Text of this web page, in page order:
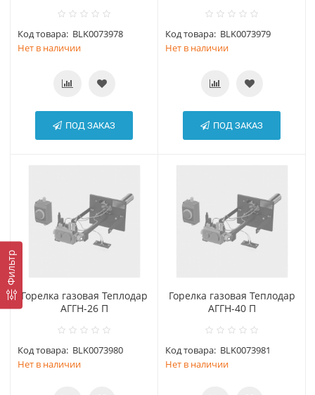
Фильтр
Код товара: BLK0073978
Нет в наличии
ПОД ЗАКАЗ
Код товара: BLK0073979
Нет в наличии
ПОД ЗАКАЗ
Горелка газовая Теплодар
АГГН-26 П
Код товара: BLK0073980
Нет в наличии
Горелка газовая Теплодар
АГГН-40 П
Код товара: BLK0073981
Нет в наличии